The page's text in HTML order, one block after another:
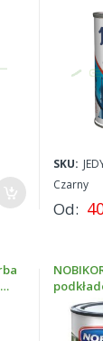
niewielka
SKU:
Czarny
Od
10L